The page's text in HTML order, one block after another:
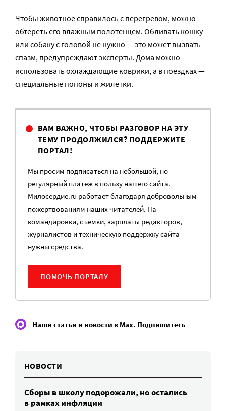
Чтобы животное справилось с перегревом, можно
обтереть его влажным полотенцем. Обливать кошку
или собаку с головой не нужно — это может вызвать
спазм, предупреждают эксперты. Дома можно
использовать охлаждающие коврики, а в поездках —
специальные попоны и жилетки.
ВАМ ВАЖНО, ЧТОБЫ РАЗГОВОР НА ЭТУ
ТЕМУ ПРОДОЛЖИЛСЯ? ПОДДЕРЖИТЕ
ПОРТАЛ!
Мы просим подписаться на небольшой, но
регулярный платеж в пользу нашего сайта.
Милосердие.ru работает благодаря добровольным
пожертвованиям наших читателей. На
командировки, съемки, зарплаты редакторов,
журналистов и техническую поддержку сайта
нужны средства.
ПОМОЧЬ ПОРТАЛУ
Наши статьи и новости в Max. Подпишитесь
НОВОСТИ
Сборы в школу подорожали, но остались
в рамках инфляции